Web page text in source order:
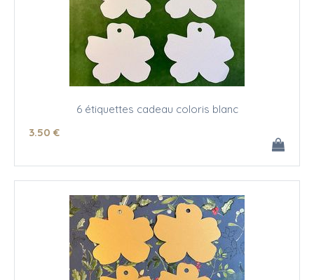
6 étiquettes cadeau coloris blanc
3.50 €